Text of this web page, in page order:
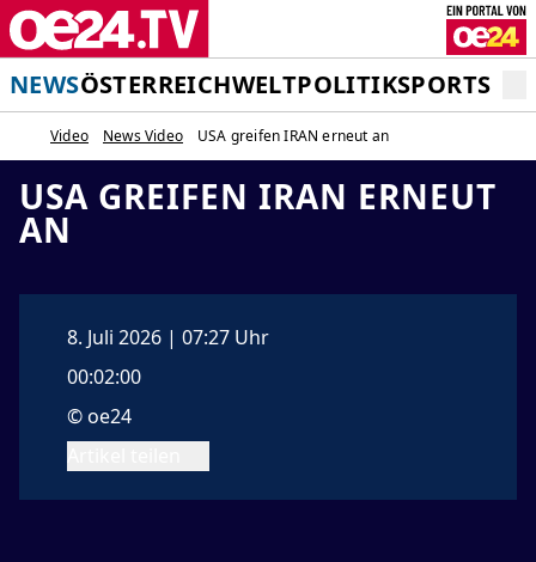
NEWSÖSTERREICHWELTPOLITIKSPORT
Video News Video USA greifen IRAN erneut an
USA GREIFEN IRAN ERNEUT
AN
8. Juli 2026 | 07:27 Uhr
00:02:00
© oe24